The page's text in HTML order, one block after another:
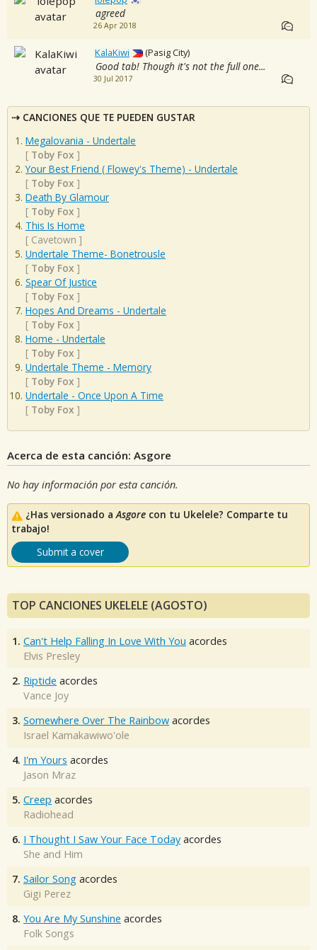
agreed
26 Apr 2018
KalaKiwi (Pasig City)
Good tab! Though it's not the full one...
30 Jul 2017
CANCIONES QUE TE PUEDEN GUSTAR
Megalovania - Undertale
[ Toby Fox ]
Your Best Friend ( Flowey's Theme) - Undertale
[ Toby Fox ]
Death By Glamour
[ Toby Fox ]
This Is Home
[ Cavetown ]
Undertale Theme- Bonetrousle
[ Toby Fox ]
Spear Of Justice
[ Toby Fox ]
Hopes And Dreams - Undertale
[ Toby Fox ]
Home - Undertale
[ Toby Fox ]
Undertale Theme - Memory
[ Toby Fox ]
Undertale - Once Upon A Time
[ Toby Fox ]
Acerca de esta canción: Asgore
No hay información por esta canción.
¿Has versionado aAsgore con tu Ukelele? Comparte tu
trabajo!
Submit a cover
TOP CANCIONES UKELELE (AGOSTO)
1. Can't Help Falling In Love With You acordes
Elvis Presley
2. Riptide acordes
Vance Joy
3. Somewhere Over The Rainbow acordes
Israel Kamakawiwo'ole
4. I'm Yours acordes
Jason Mraz
5. Creep acordes
Radiohead
6. I Thought I Saw Your Face Today acordes
She and Him
7. Sailor Song acordes
Gigi Perez
8. You Are My Sunshine acordes
Folk Songs